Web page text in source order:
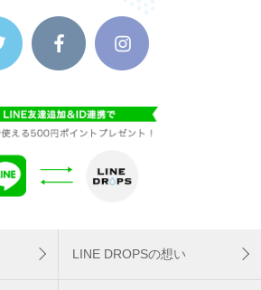
LINE DROPSの想い